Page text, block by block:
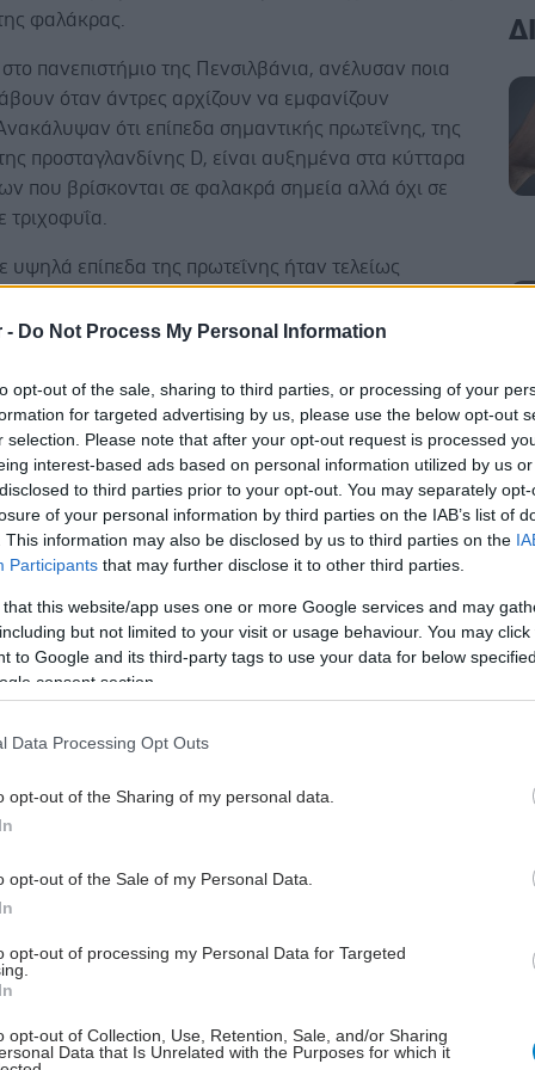
- Do Not Process My Personal Information
opt-out of the sale, sharing to third parties, or processing of your
for targeted advertising by us, please use the below opt-out
selection. Please note that after your opt-out request is processed
interest-based ads based on personal information utilized by us
to third parties prior to your opt-out. You may separately
of your personal information by third parties on the IAB’s list of
This information may also be disclosed by us to third parties on the
Participants that may further disclose it to other third parties.
that this website/app uses one or more Google services and may
but not limited to your visit or usage behaviour. You may
to Google and its third-party tags to use your data for below
consent section.
Data Processing Opt Outs
opt-out of the Sharing of my personal data.
opt-out of the Sale of my Personal Data.
opt-out of processing my Personal Data for Targeted
opt-out of Collection, Use, Retention, Sale, and/or Sharing
Data that Is Unrelated with the Purposes for which it
φαλάκρας.
πανεπιστήμιο της Πενσιλβάνια, ανέλυσαν ποια
όταν άντρες αρχίζουν να εμφανίζουν
ότι επίπεδα σημαντικής πρωτεΐνης, της
προσταγλανδίνης D, είναι αυξημένα στα κύτταρα
που βρίσκονται σε φαλακρά σημεία αλλά όχι σε
τριχοφυΐα.
υψηλά επίπεδα της πρωτεΐνης ήταν τελείως
να αναπτύσσονται όταν τους χορηγήθηκε η
Καθηγητής George Cotsarelis, δήλωσε ότι βασικά
η συγκεκριμένη πρωτεΐνη είναι αυξημένη στο
των αντρών και καταστέλλει την ανάπτυξη των
εντοπίστηκε στόχος για την αντιμετώπιση της
βήμα είναι να ερευνηθούν ουσίες που επηρεάζουν
και επίσης να ανακαλυφτεί αν το
του υποδοχέα θα μπορούσε να αναστρέψει τη
να την εμποδίσει-ερώτηση που θα χρειαστεί
της ανάπτυξης μαλλιών προκαλείται όταν η
Cotsarelis. Αρκετά γνωστά φάρμακα που
αυτή την οδό έχουν ήδη εντοπιστεί, πρόσθεσε,
ορισμένων που βρίσκονται σε κλινικές
δηλώνουν ότι υπάρχει δυνατότητα για ανάπτυξη
θα εφαρμόζεται στο κεφάλι, για να εμποδίσει τη